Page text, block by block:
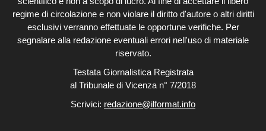
regime di circolazione e non violare il diritto d'autore o altri diritti
esclusivi verranno effettuate le opportune verifiche. Per
segnalare alla redazione eventuali errori nell'uso di materiale
riservato.
Testata Giornalistica Registrata
al Tribunale di Vicenza n° 7/2018
Scrivici: redazione@ilformat.info